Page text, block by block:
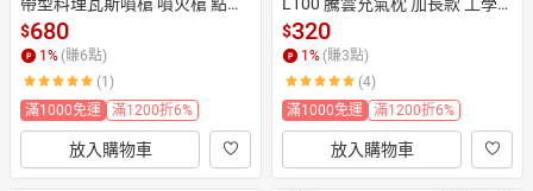
槍 露營 野炊 燒烤 烤肉 烘焙
$680
1 % (賺6點)
(1)
滿1000免運
滿1200折6%
放入購物車
枕 充氣枕頭 吹氣枕 睡枕 戶外枕
露營 野營 旅行 居家
$320
1 % (賺3點)
(4)
滿1000免運
滿1200折6%
放入購物車